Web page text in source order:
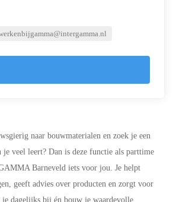
naar bouwmaterialen en zoek je een
je veel leert? Dan is deze functie als parttime
Barneveld iets voor jou. Je helpt
geeft advies over producten en zorgt voor
dagelijks bij én bouw je waardevolle